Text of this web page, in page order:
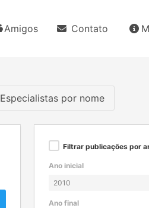
Amigos Contato
Especialistas por nome
Filtrar publicações por
Ano inicial
Ano final